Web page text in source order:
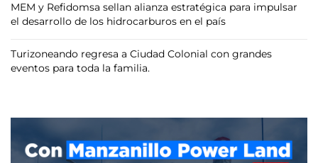
MEM y Refidomsa sellan alianza estratégica para impulsar
el desarrollo de los hidrocarburos en el país
Turizoneando regresa a Ciudad Colonial con grandes
eventos para toda la familia.